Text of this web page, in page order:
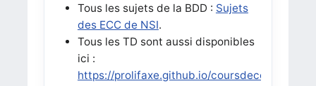
Tous les sujets de la BDD : Sujets
des ECC de NSI.
Tous les TD sont aussi disponibles
ici :
https://prolifaxe.github.io/coursdecourtois/